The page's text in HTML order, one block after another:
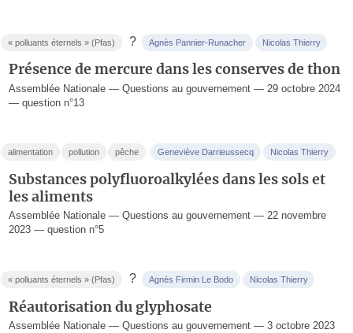
« polluants éternels » (Pfas) ? Agnès Pannier-Runacher Nicolas Thierry
Présence de mercure dans les conserves de thon
Assemblée Nationale — Questions au gouvernement — 29 octobre 2024
— question n°13
alimentation pollution pêche Geneviève Darrieussecq Nicolas Thierry
Substances polyfluoroalkylées dans les sols et
les aliments
Assemblée Nationale — Questions au gouvernement — 22 novembre
2023 — question n°5
« polluants éternels » (Pfas) ? Agnès Firmin Le Bodo Nicolas Thierry
Réautorisation du glyphosate
Assemblée Nationale — Questions au gouvernement — 3 octobre 2023